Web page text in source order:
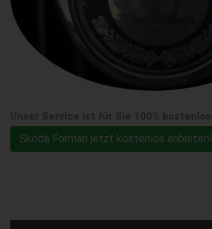
Skoda Forman jetzt kostenlos anbieten!